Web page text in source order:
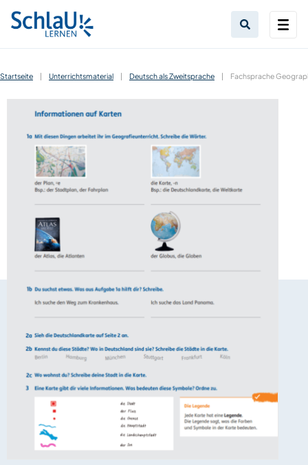
Startseite | Unterrichtsmaterial | Deutsch als Zweitsprache | Fachsprache